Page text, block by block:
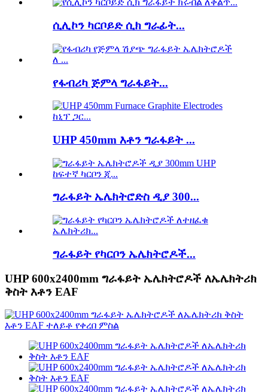
ሲሊኮን ካርቦይድ ሲክ ግራፊት...
የፋብሪካ ጅምላ ግራፋይት...
UHP 450mm እቶን ግራፋይት ...
ግራፋይት ኤሌክትሮድስ ዲያ 300...
ግራፋይት የካርቦን ኤሌክትሮዶች...
UHP 600x2400mm ግራፋይት ኤሌክትሮዶች ለኤሌክትሪክ
ቅስት እቶን EAF